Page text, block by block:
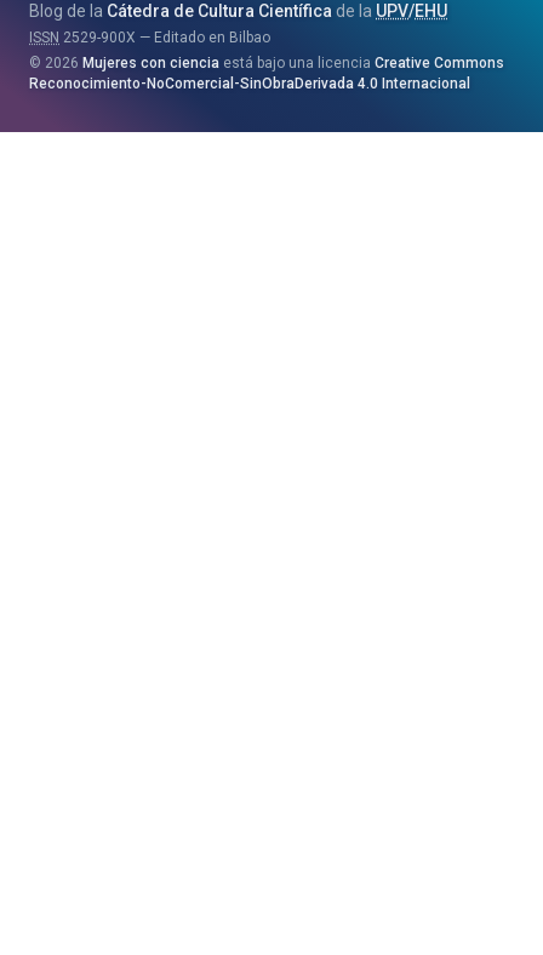
eta
Berrikuntza
Saila
Blog de la Cátedra de Cultura Científicade la UPV/EHU
ISSN 2529-900X
Editado en Bilbao
2026 Mujeres con ciencia está bajo una licencia Creative Commons
Reconocimiento-NoComercial-SinObraDerivada 4.0 Internacional